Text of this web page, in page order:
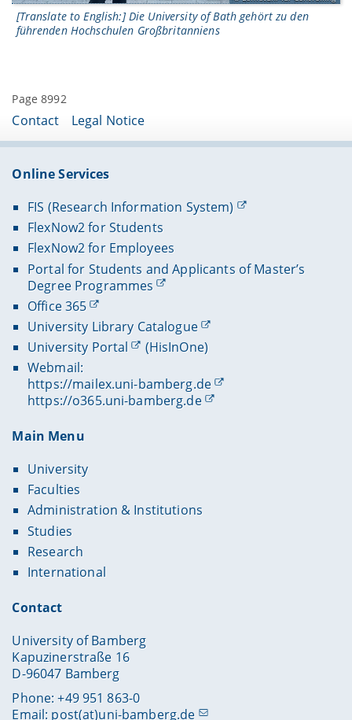
[Translate to English:] Die University of Bath gehört zu den
führenden Hochschulen Großbritanniens
Page 8992
Contact Legal Notice
Online Services
FIS (Research Information System)
FlexNow2 for Students
FlexNow2 for Employees
Portal for Students and Applicants of Master’s
Degree Programmes
Office 365
University Library Catalogue
University Portal
(HisInOne)
Webmail:
https://mailex.uni-bamberg.de
https://o365.uni-bamberg.de
Main Menu
University
Faculties
Administration & Institutions
Studies
Research
International
Contact
University of Bamberg
Kapuzinerstraße 16
D-96047 Bamberg
Phone: +49 951 863-0
Email: post(at)uni-bamberg.de